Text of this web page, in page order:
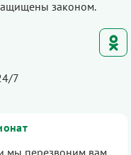
законом.
7